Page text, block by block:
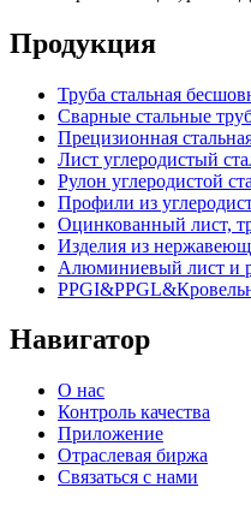
Продукция
Труба стальная
Сварные стальные
Прецизионная
Лист углеродистый
Рулон углеродистой
Профили из
Оцинкованный лист,
Изделия из
Алюминиевый лист и
Навигатор
О нас
Контроль качества
Приложение
Отраслевая биржа
Связаться с нами